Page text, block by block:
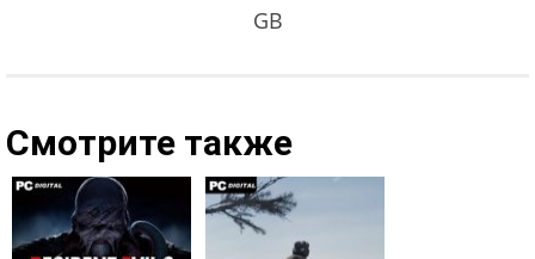
GB
Смотрите также